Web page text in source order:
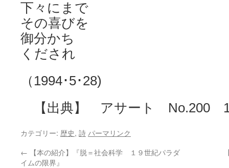
下々にまで
その喜びを
御分かち
くだされ
（1994･5･28)
【出典】 アサート No.200
カテゴリー: 歴史, 詩 パーマリンク
← 【本の紹介】『脱＝社会科学 １９世紀パラダ
イムの限界』